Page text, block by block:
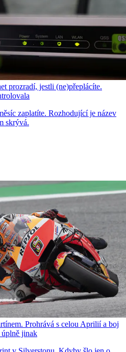
prozradí, jestli (ne)přeplácíte.
zaplatíte. Rozhodující je název
skrývá.
Prohrává s celou Aprilií a boj
jinak